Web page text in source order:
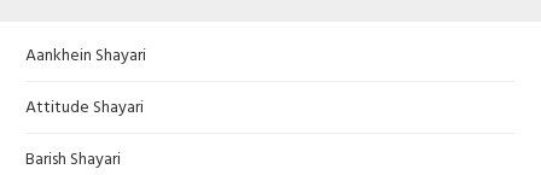
Aankhein Shayari
Attitude Shayari
Barish Shayari